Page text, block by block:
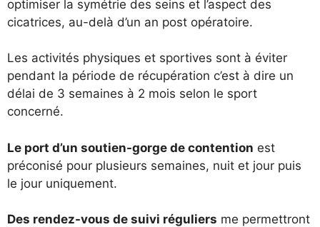
optimiser la symétrie des seins et l’aspect des
cicatrices, au-delà d’un an post opératoire.
Les activités physiques et sportives sont à éviter
pendant la période de récupération c’est à dire un
délai de 3 semaines à 2 mois selon le sport
concerné.
Le port d’un soutien-gorge de contention est
préconisé pour plusieurs semaines, nuit et jour puis
le jour uniquement.
Des rendez-vous de suivi réguliers me permettront